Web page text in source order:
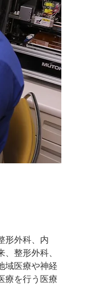
形外科、内
整形外科、
域医療や神経
療を行う医療